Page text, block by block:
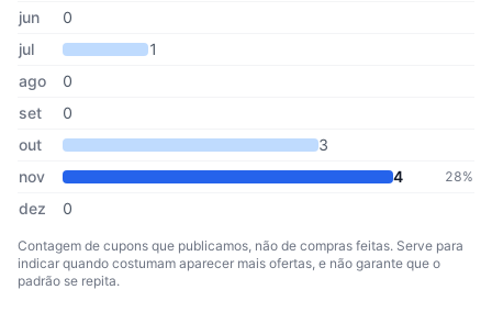
jun
0
jul
1
ago
0
set
0
out
3
nov
4 28%
dez 0
Contagem de cupons que publicamos, não de compras feitas. Serve para
indicar quando costumam aparecer mais ofertas, e não garante que o
padrão se repita.